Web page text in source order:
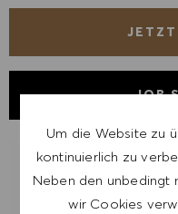
Um die Website zu
kontinuierlich zu
Neben den unbedingt
wir Cookies
JETZT
JOB
LASSE DICH FÜR